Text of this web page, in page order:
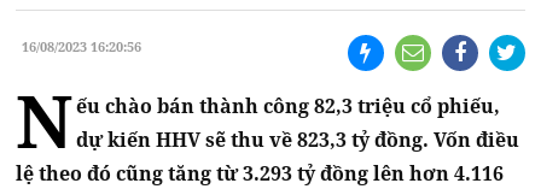
16/08/2023 16:20:56
Nếu chào bán thành công 82,3 triệu cổ phiếu,
dự kiến HHV sẽ thu về 823,3 tỷ đồng. Vốn điều
lệ theo đó cũng tăng từ 3.293 tỷ đồng lên hơn 4.116